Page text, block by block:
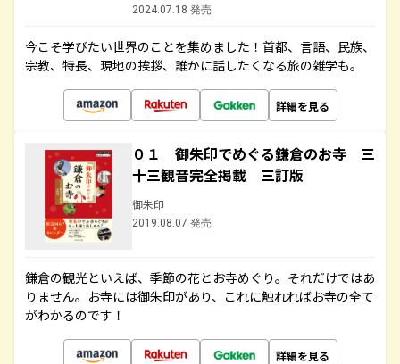
2024.07.18 発売
今こそ学びたい世界のことを集めました！首都、言語、民族、
宗教、特長、現地の挨拶、誰かに話したくなる旅の雑学も。
詳細を見る
０１ 御朱印でめぐる鎌倉のお寺 三
十三観音完全掲載 三訂版
御朱印
2019.08.07 発売
鎌倉の観光といえば、季節の花とお寺めぐり。それだけではあ
りません。お寺には御朱印があり、これに触れればお寺の全て
がわかるのです！
詳細を見る